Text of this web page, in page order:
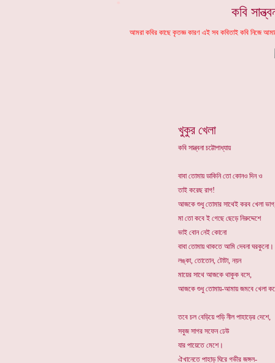
কবি
খুকুর খেলা
কবি সান্ত্বনা চট্টোপাধ্যায়
বাবা তোমায় ডাকিনি তো কোনও দিন ও
তাই করেছ রাগ!
আজকে শুধু তোমার সাথেই করব খেলা
মা তো কবে ই গেছে ছেড়ে নিরুদ্দেশে
ভাই বোন নেই কোনো
বাবা তোমায় থাকতে আমি দেবনা ঘরকুনো।
লঙ্কা, তোতোন, টোটা, নয়ন
মায়ের সাথে আজকে থাকুক বসে,
আজকে শুধু তোমায়-আমায় জমবে খেলা
তবে চল বেড়িয়ে পড়ি নীল পাহাড়ের দেশে,
সবুজ সাগর সফেন ঢেউ
যার পায়েতে মেশে।
ঐখানেতে পাহাড় ঘিরে গভীর জঙ্গল-
আমরা কবির কাছে কৃতজ্ঞ কারণ এই সব কবিতাই কবি নিজে